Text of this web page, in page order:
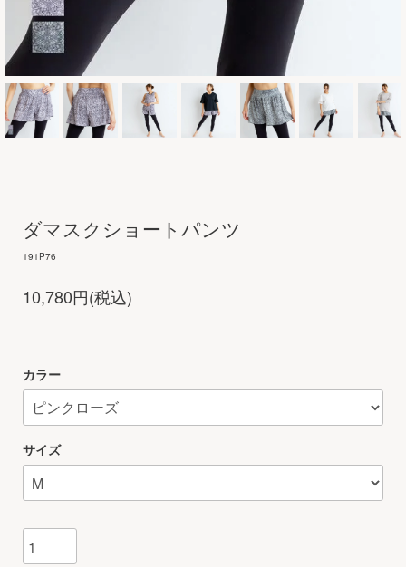
ダマスクショートパンツ
191P76
10,780円(税込)
カラー
サイズ